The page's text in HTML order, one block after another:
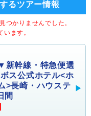
るツアー情報
つかりませんでした。
ます。
幹線・特急便選
ス公式ホテル<ホ
>長崎・ハウステ
間